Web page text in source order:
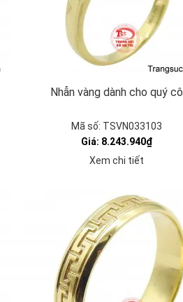
Nhẫn vàng dành cho quý cô
Mã số: TSVN033103
Giá: 8.243.940₫
Xem chi tiết